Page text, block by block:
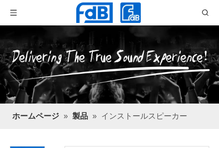
ホームページ » 製品 » インストールスピーカー